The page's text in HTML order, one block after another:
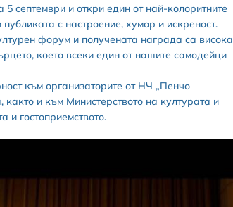
5 септември и откри един от най-колоритните
с настроение, хумор и искреност.
форум и получената награда са висока
което всеки един от нашите самодейци
към организаторите от НЧ „Пенчо
както и към Министерството на културата и
гостоприемството.